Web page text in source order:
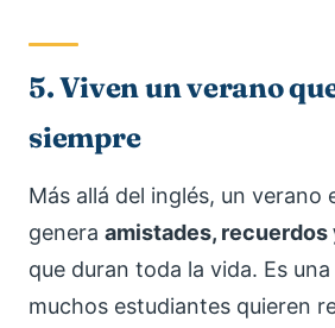
5. Viven un verano
siempre
Más allá del inglés, un verano
genera amistades, recuerdos
que duran toda la vida. Es
muchos estudiantes quieren